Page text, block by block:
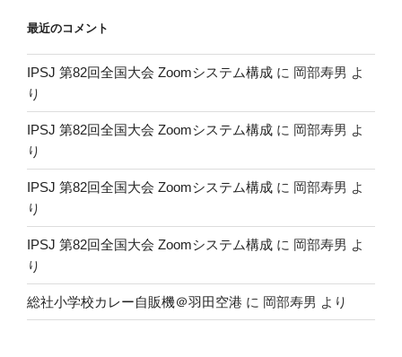
最近のコメント
IPSJ 第82回全国大会 Zoomシステム構成 に 岡部寿男 よ
り
IPSJ 第82回全国大会 Zoomシステム構成 に 岡部寿男 よ
り
IPSJ 第82回全国大会 Zoomシステム構成 に 岡部寿男 よ
り
IPSJ 第82回全国大会 Zoomシステム構成 に 岡部寿男 よ
り
総社小学校カレー自販機＠羽田空港 に 岡部寿男 より